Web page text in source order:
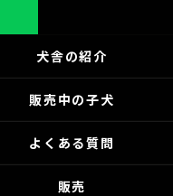
犬舎の紹介
販売中の子犬
よくある質問
販売